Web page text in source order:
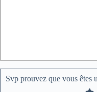
Svp prouvez que vous êtes